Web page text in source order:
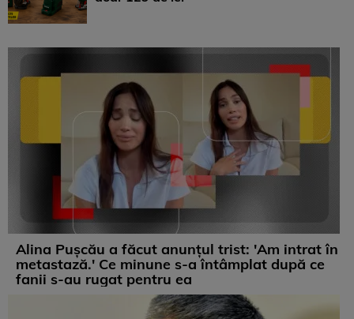
Alina Pușcău a făcut anunțul trist: 'Am intrat în
metastază.' Ce minune s-a întâmplat după ce
fanii s-au rugat pentru ea